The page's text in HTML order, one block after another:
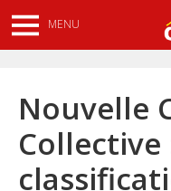
au
contenu
MENU
Nouvelle
Collective